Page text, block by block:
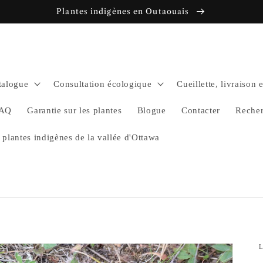
Plantes indigènes en Outaouais
Consultation écologique Cueillette, livraison
Garantie sur les plantes Blogue Contacter
plantes indigènes de la vallée d'Ottawa